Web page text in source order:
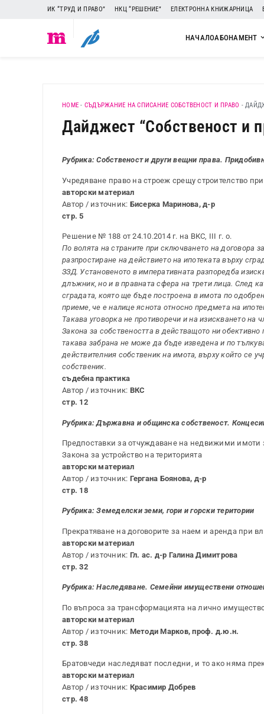
ИК “ТРУД И ПРАВО” НКЦ “РЕШЕНИЕ” ЕЛЕКТРОННА КНИЖАРНИЦА
НАЧАЛОАБОНАМЕНТ
HOME - СЪДЪРЖАНИЕ НА СПИСАНИЕ СОБСТВЕНОСТ И ПРАВО -
Дайджест “Собственост и
Рубрика: Собственост и други вещни права.
Учредяване право на строеж срещу строителство
авторски материал
Автор / източник: Бисерка Маринова, д-р
стр. 5
Решение № 188 от 24.10.2014 г. на ВКС, ІІІ г. о.
По волята на страните при сключването на договора
разпростиране на действието на ипотеката върху
ЗЗД. Установеното в императивната разпоредба
длъжник, но и в правната сфера на трети лица. След
сградата, която ще бъде построена в имота по
приеме, че е налице яснота относно предмета на
Такава уговорка не противоречи и на изискването на
Закона за собствеността в действащото ни
такава забрана не може да бъде изведена и по
действителния собственик на имота, върху който се
собственик.
съдебна практика
Автор / източник: ВКС
стр. 12
Рубрика: Държавна и общинска собственост.
Предпоставки за отчуждаване на недвижими имоти
Закона за устройство на територията
авторски материал
Автор / източник: Гергана Боянова, д-р
стр. 18
Рубрика:Земеделски земи, гори и горски територии
Прекратяване на договорите за наем и аренда при
авторски материал
Автор / източник: Гл. ас. д-р Галина Димитрова
стр. 32
Рубрика:Наследяване. Семейни имуществени
По въпроса за трансформацията на лично
авторски материал
Автор / източник: Методи Марков, проф. д.ю.н.
стр. 38
Братовчеди наследяват последни, и то ако няма
авторски материал
Автор / източник: Красимир Добрев
стр. 48